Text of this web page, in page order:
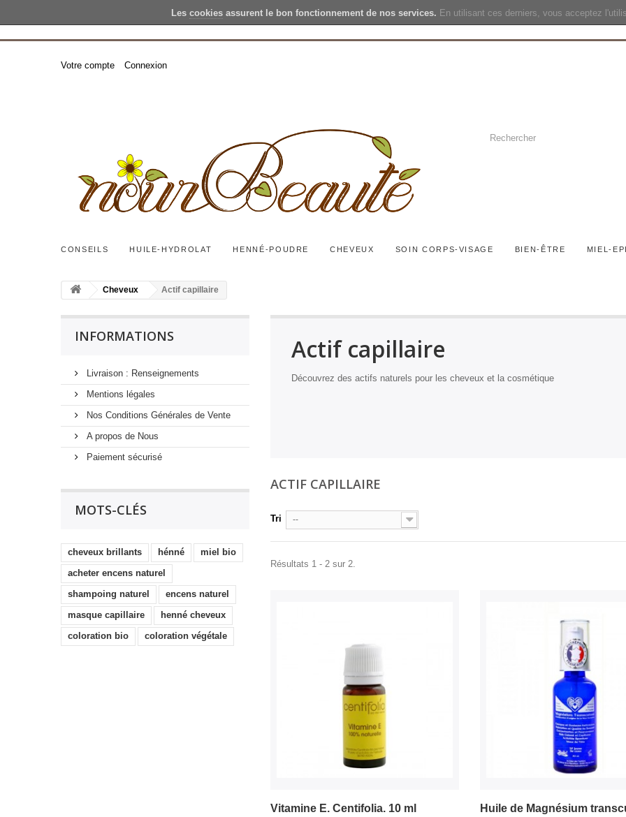
Les cookiesassurent le bon fonctionnement de nos services. En utilisant ces derniers, vous acceptez
Votre compte Connexion
CONSEILS HUILE-HYDROLAT HENNÉ-POUDRE CHEVEUX SOIN CORPS-VISAGE BIEN-ÊTRE MIEL-
Cheveux Actif capillaire
INFORMATIONS
Livraison : Renseignements
Mentions légales
Nos Conditions Générales de Vente
A propos de Nous
Paiement sécurisé
MOTS-CLÉS
cheveux brillants hénné
miel bio
acheter encens naturel
shampoing naturel
encens naturel
masque capillaire
henné cheveux
coloration bio
coloration végétale
Actif capillaire
Découvrez des actifs naturels pour les cheveux et la cosmétique
ACTIF CAPILLAIRE
Tri --
Résultats 1 - 2 sur 2.
Vitamine E. Centifolia. 10 ml
Huile de Magnésium